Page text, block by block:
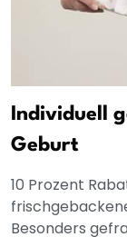
Individuell
Geburt
10 Prozent
Besonders